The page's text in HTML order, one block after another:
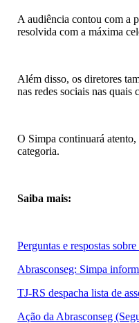
A audiência contou com a
resolvida com a máxima
Além disso, os diretores
nas redes sociais nas
O Simpa continuará atento,
categoria.
Saiba mais:
Perguntas e respostas
Abrasconseg: Simpa
TJ-RS despacha lista de
Ação da Abrasconseg